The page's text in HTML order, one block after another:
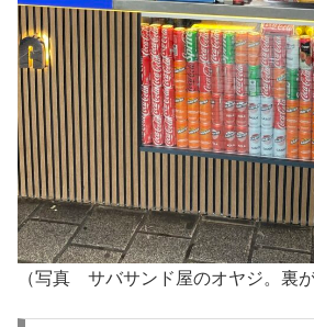
（写真 サバサンド屋のオヤジ。裏